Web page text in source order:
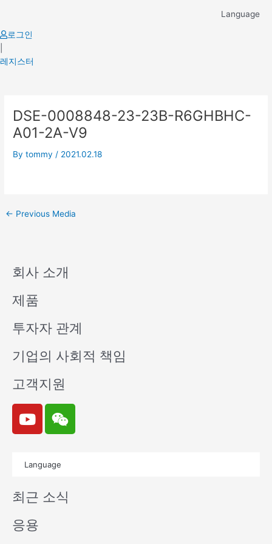
content
Language
로그인
레지스터
DSE-0008848-23-23B-R6GHBHC-
A01-2A-V9
Bytommy / 2021.02.18
navigation
← Previous Media
회사 소개
제품
투자자 관계
기업의 사회적 책임
고객지원
Y
o
u
e
W
e
i
n
Language
최근 소식
응용